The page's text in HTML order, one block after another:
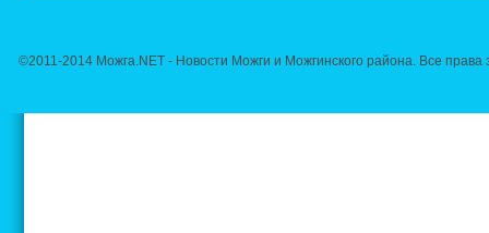
©2011-2014 Можга.NET - Новости Можги и Можгинского района. Все